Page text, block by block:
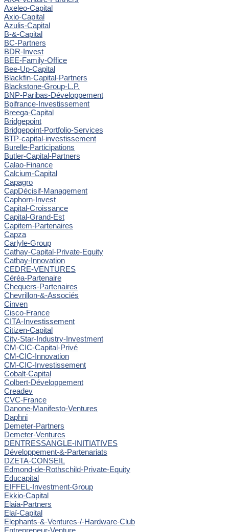
Axeleo-Capital
Axio-Capital
Azulis-Capital
B-&-Capital
BC-Partners
BDR-Invest
BEE-Family-Office
Bee-Up-Capital
Blackfin-Capital-Partners
Blackstone-Group-L.P.
BNP-Paribas-Développement
Bpifrance-Investissement
Breega-Capital
Bridgepoint
Bridgepoint-Portfolio-Services
BTP-capital-investissement
Burelle-Participations
Butler-Capital-Partners
Calao-Finance
Calcium-Capital
Capagro
CapDécisif-Management
Caphorn-Invest
Capital-Croissance
Capital-Grand-Est
Capitem-Partenaires
Capza
Carlyle-Group
Cathay-Capital-Private-Equity
Cathay-Innovation
CEDRE-VENTURES
Céréa-Partenaire
Chequers-Partenaires
Chevrillon-&-Associés
Cinven
Cisco-France
CITA-Investissement
Citizen-Capital
City-Star-Industry-Investment
CM-CIC-Capital-Privé
CM-CIC-Innovation
CM-CIC-Investissement
Cobalt-Capital
Colbert-Développement
Creadev
CVC-France
Danone-Manifesto-Ventures
Daphni
Demeter-Partners
Demeter-Ventures
DENTRESSANGLE-INITIATIVES
Développement-&-Partenariats
DZETA-CONSEIL
Edmond-de-Rothschild-Private-Equity
Educapital
EIFFEL-Investment-Group
Ekkio-Capital
Elaia-Partners
Elaï-Capital
Elephants-&-Ventures-/-Hardware-Club
Entrepreneur-Venture